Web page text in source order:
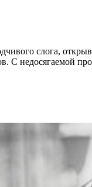
слога,
С недосягаемой